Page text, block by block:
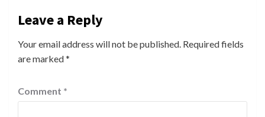
Leave a Reply
Your email address will not be published. Required fields
are marked*
Comment *